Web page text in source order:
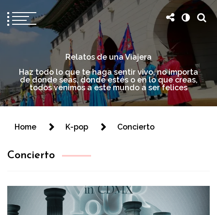
Relatos de una Viajera
Haz todo lo que te haga sentir vivo, no importa
de donde seas, donde estés o en lo que creas,
todos venimos a este mundo a ser felices
Home K-pop Concierto
Concierto